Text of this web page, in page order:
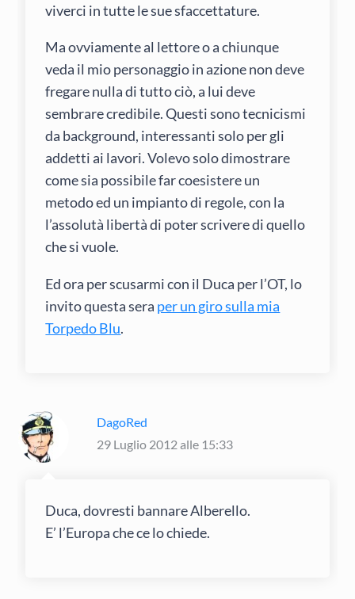
viverci in tutte le sue sfaccettature.
Ma ovviamente al lettore o a chiunque
veda il mio personaggio in azione non deve
fregare nulla di tutto ciò, a lui deve
sembrare credibile. Questi sono tecnicismi
da background, interessanti solo per gli
addetti ai lavori. Volevo solo dimostrare
come sia possibile far coesistere un
metodo ed un impianto di regole, con la
l’assolutà libertà di poter scrivere di quello
che si vuole.
Ed ora per scusarmi con il Duca per l’OT, lo
invito questa sera per un giro sulla mia
Torpedo Blu.
DagoRed
29 Luglio 2012 alle 15:33
Duca, dovresti bannare Alberello.
E’ l’Europa che ce lo chiede.